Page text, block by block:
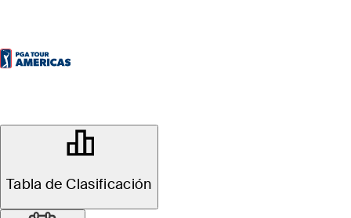
Tabla de Clasificación
GOLF CHÂTEAU-BROMONT
80°F